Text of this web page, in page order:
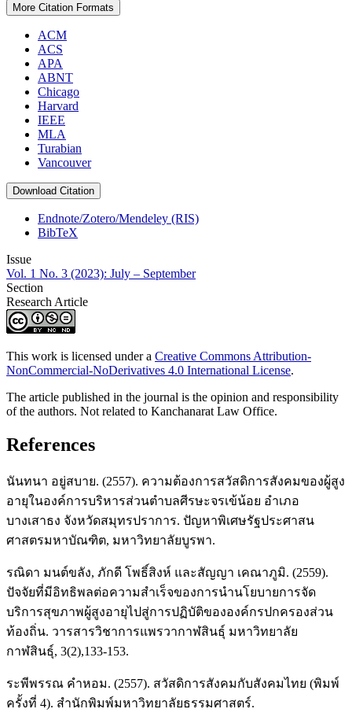
More Citation Formats
ACM
ACS
APA
ABNT
Chicago
Harvard
IEEE
MLA
Turabian
Vancouver
Download Citation
Endnote/Zotero/Mendeley (RIS)
BibTeX
Issue
Vol. 1 No. 3 (2023): July – September
Section
Research Article
This work is licensed under a Creative Commons Attribution-
NonCommercial-NoDerivatives 4.0 International License.
The article published in the journal is the opinion and responsibility
of the authors. Not related to Kanchanarat Law Office.
References
นันทนา อยู่สบาย. (2557). ความต้องการสวัสดิการสังคมของผู้สูง
อายุในองค์การบริหารส่วนตำบลศีรษะจรเข้น้อย อำเภอ
บางเสาธง จังหวัดสมุทรปราการ. ปัญหาพิเศษรัฐประศาสน
ศาสตรมหาบัณฑิต, มหาวิทยาลัยบูรพา.
รณิดา มนต์ขลัง, ภักดี โพธิ์สิงห์ และสัญญา เคณาภูมิ. (2559).
ปัจจัยที่มีอิทธิพลต่อความสำเร็จของการนำนโยบายการจัด
บริการสุขภาพผู้สูงอายุไปสู่การปฏิบัติขององค์กรปกครองส่วน
ท้องถิ่น. วารสารวิชาการแพรวากาฬสินธุ์ มหาวิทยาลัย
กาฬสินธุ์, 3(2),133-153.
ระพีพรรณ คำหอม. (2557). สวัสดิการสังคมกับสังคมไทย (พิมพ์
ครั้งที่ 4). สำนักพิมพ์มหาวิทยาลัยธรรมศาสตร์.